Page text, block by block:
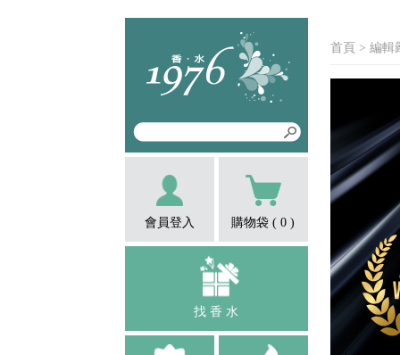
會員登入 購物袋 ( 0 )
找 香 水
首頁 > 編輯